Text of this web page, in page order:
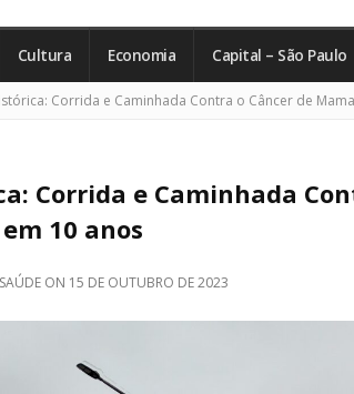
Cultura Economia Capital – São Paulo
Corrida e Caminhada Contra o Câncer de
Corrida e Caminhada
10 anos
SAÚDE ON 15 DE OUTUBRO DE 2023